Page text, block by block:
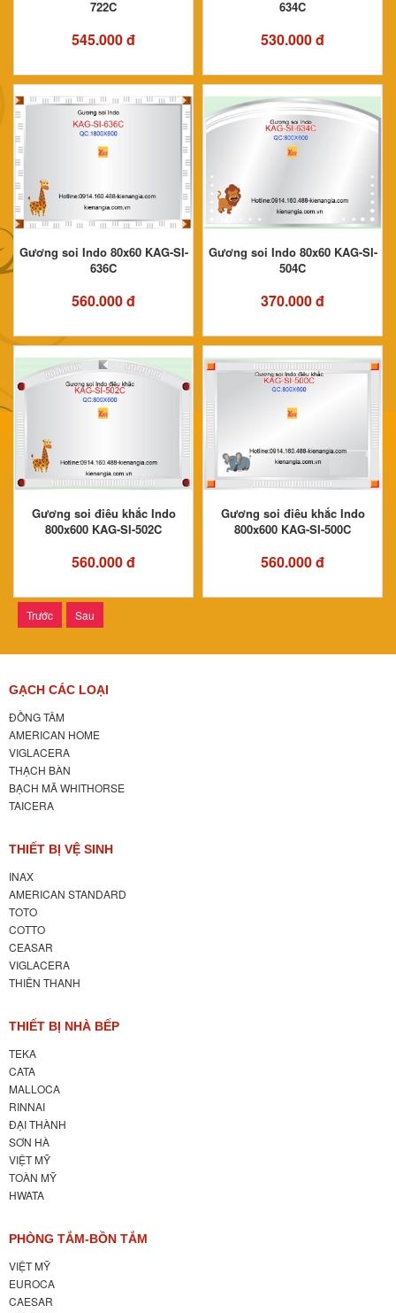
722C
545.000 đ
634C
530.000 đ
Gương soi Indo 80x60 KAG-SI-
636C
560.000 đ
Gương soi Indo 80x60 KAG-SI-
504C
370.000 đ
Gương soi điêu khắc Indo
800x600 KAG-SI-502C
560.000 đ
Gương soi điêu khắc Indo
800x600 KAG-SI-500C
560.000 đ
Trước Sau
GẠCH CÁC LOẠI
ĐỒNG TÂM
AMERICAN HOME
VIGLACERA
THẠCH BÀN
BẠCH MÃ WHITHORSE
TAICERA
THIẾT BỊ VỆ SINH
INAX
AMERICAN STANDARD
TOTO
COTTO
CEASAR
VIGLACERA
THIÊN THANH
THIẾT BỊ NHÀ BẾP
TEKA
CATA
MALLOCA
RINNAI
ĐẠI THÀNH
SƠN HÀ
VIỆT MỸ
TOÀN MỸ
HWATA
PHÒNG TẮM-BỒN TẮM
VIỆT MỸ
EUROCA
CAESAR